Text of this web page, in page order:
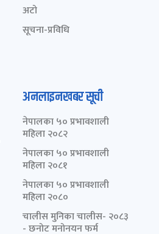
अटो
सूचना-प्रविधि
अनलाइनखबर सूची
नेपालका ५० प्रभावशाली
महिला २०८२
नेपालका ५० प्रभावशाली
महिला २०८१
नेपालका ५० प्रभावशाली
महिला २०८०
चालीस मुनिका चालीस- २०८३
- छनोट मनोनयन फर्म